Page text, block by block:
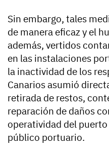
Sin embargo, tales
de manera eficaz y el
además, vertidos
en las instalaciones
la inactividad de los
Canarios asumió
retirada de restos,
reparación de daños
operatividad del
público portuario.